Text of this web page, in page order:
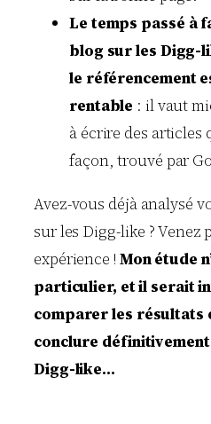
Le temps passé à
blog sur les Digg-
le référencement
rentable : il vaut
à écrire des
façon, trouvé par
Avez-vous déjà analysé
sur les Digg-like ? Venez
expérience ! Mon étude
particulier, et il serait
comparer les résultats
conclure
Digg-like…